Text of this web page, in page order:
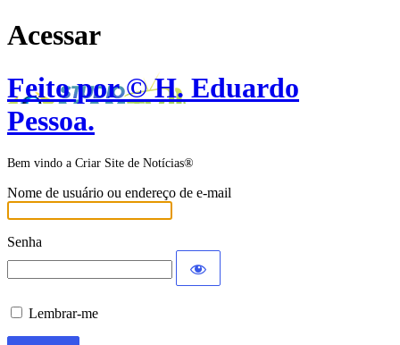
Acessar
Feito por © H. Eduardo
Pessoa.
Bem vindo a Criar Site de Notícias®
Nome de usuário ou endereço de e-mail
Senha
Lembrar-me